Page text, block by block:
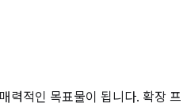
력적인 목표물이 됩니다. 확장 프